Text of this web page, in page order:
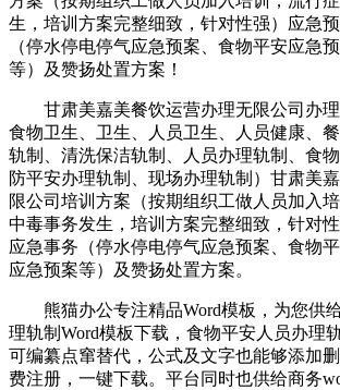
生，培训方案完整细致，针对性强）应急
（停水停电停气应急预案、食物平安应急
等）及赞扬处置方案！
甘肃美嘉美餐饮运营办理无限公司办理
食物卫生、卫生、人员卫生、人员健康、
轨制、清洗保洁轨制、人员办理轨制、食
防平安办理轨制、现场办理轨制）甘肃美
限公司培训方案（按期组织工做人员加入
中毒事务发生，培训方案完整细致，针对
应急事务（停水停电停气应急预案、食物
应急预案等）及赞扬处置方案。
熊猫办公专注精品Word模板，为您供
理轨制Word模板下载，食物平安人员办理
可编纂点窜替代，公式及文字也能够添加
费注册，一键下载。平台同时也供给商务